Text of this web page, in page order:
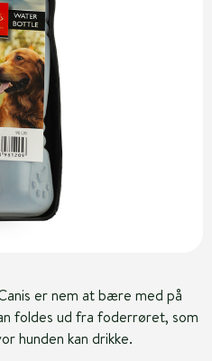
er nem at bære med på
foldes ud fra foderrøret, som
hunden kan drikke.